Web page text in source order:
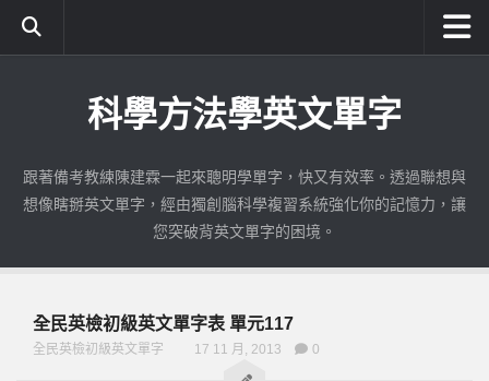
成為付費會員
如何註冊與登入
練習識字|公職英文
錯誤加強|公職英文
科學方法學英文單字
跟著備考教練陳建霖一起來聰明學單字，快又有效率。透過聯想與
想像瞎掰英文單字，經由獨創腦科學複習系統強化你的記憶力，讓
您突破背英文單字的困境。
全民英檢初級英文單字表 單元117
全民英檢初級英文單字 17 11 月, 2013 0